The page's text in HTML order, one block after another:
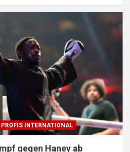
PROFIS INTERNATIONAL
gegen Haney ab